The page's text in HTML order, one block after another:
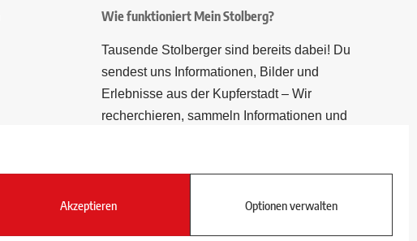
Akzeptieren Optionen verwalten
Wie funktioniert Mein Stolberg?
Tausende Stolberger sind bereits dabei! Du
sendest uns Informationen, Bilder und
Erlebnisse aus der Kupferstadt – Wir
recherchieren, sammeln Informationen und